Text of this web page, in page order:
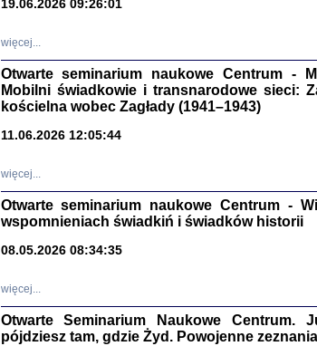
19.06.2026 09:26:01
więcej...
Otwarte seminarium naukowe Centrum -
Mobilni świadkowie i transnarodowe sieci:
kościelna wobec Zagłady (1941–1943)
11.06.2026 12:05:44
więcej...
Otwarte seminarium naukowe Centrum -
wspomnieniach świadkiń i świadków historii
08.05.2026 08:34:35
więcej...
Otwarte Seminarium Naukowe Centrum.
pójdziesz tam, gdzie Żyd. Powojenne